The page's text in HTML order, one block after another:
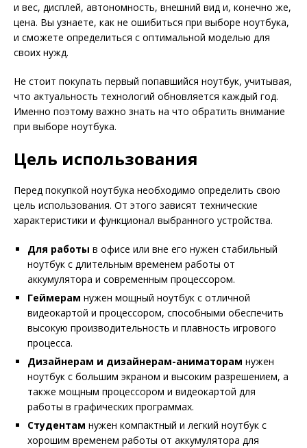
и вес, дисплей, автономность, внешний вид и, конечно же,
цена. Вы узнаете, как не ошибиться при выборе ноутбука,
и сможете определиться с оптимальной моделью для
своих нужд.
Не стоит покупать первый попавшийся ноутбук, учитывая,
что актуальность технологий обновляется каждый год.
Именно поэтому важно знать на что обратить внимание
при выборе ноутбука.
Цель использования
Перед покупкой ноутбука необходимо определить свою
цель использования. От этого зависят технические
характеристики и функционал выбранного устройства.
Для работы в офисе или вне его нужен стабильный
ноутбук с длительным временем работы от
аккумулятора и современным процессором.
Геймерам нужен мощный ноутбук с отличной
видеокартой и процессором, способными обеспечить
высокую производительность и плавность игрового
процесса.
Дизайнерам и дизайнерам-аниматорам нужен
ноутбук с большим экраном и высоким разрешением, а
также мощным процессором и видеокартой для
работы в графических программах.
Студентам нужен компактный и легкий ноутбук с
хорошим временем работы от аккумулятора для